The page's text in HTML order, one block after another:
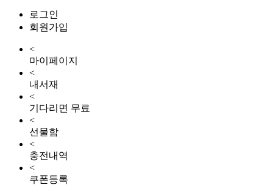
로그인
회원가입
<
마이페이지
<
내서재
<
기다리면 무료
<
선물함
<
충전내역
<
쿠폰등록